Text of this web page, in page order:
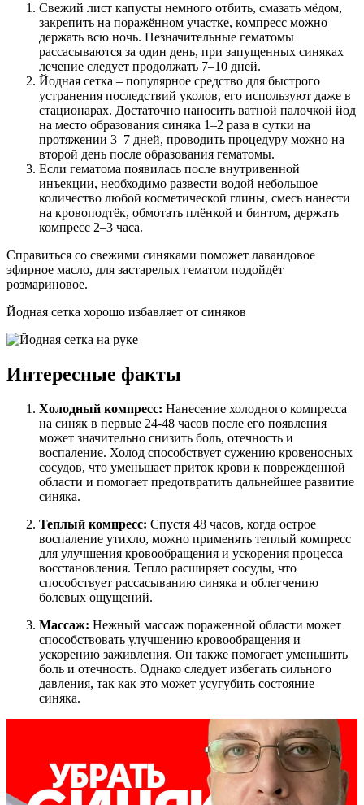
Свежий лист капусты немного отбить, смазать мёдом,
закрепить на поражённом участке, компресс можно
держать всю ночь. Незначительные гематомы
рассасываются за один день, при запущенных синяках
лечение следует продолжать 7–10 дней.
Йодная сетка – популярное средство для быстрого
устранения последствий уколов, его используют даже в
стационарах. Достаточно наносить ватной палочкой йод
на место образования синяка 1–2 раза в сутки на
протяжении 3–7 дней, проводить процедуру можно на
второй день после образования гематомы.
Если гематома появилась после внутривенной
инъекции, необходимо развести водой небольшое
количество любой косметической глины, смесь нанести
на кровоподтёк, обмотать плёнкой и бинтом, держать
компресс 2–3 часа.
Справиться со свежими синяками поможет лавандовое
эфирное масло, для застарелых гематом подойдёт
розмариновое.
Йодная сетка хорошо избавляет от синяков
Интересные факты
Холодный компресс: Нанесение холодного компресса
на синяк в первые 24-48 часов после его появления
может значительно снизить боль, отечность и
воспаление. Холод способствует сужению кровеносных
сосудов, что уменьшает приток крови к поврежденной
области и помогает предотвратить дальнейшее развитие
синяка.
Теплый компресс: Спустя 48 часов, когда острое
воспаление утихло, можно применять теплый компресс
для улучшения кровообращения и ускорения процесса
восстановления. Тепло расширяет сосуды, что
способствует рассасыванию синяка и облегчению
болевых ощущений.
Массаж: Нежный массаж пораженной области может
способствовать улучшению кровообращения и
ускорению заживления. Он также помогает уменьшить
боль и отечность. Однако следует избегать сильного
давления, так как это может усугубить состояние
синяка.